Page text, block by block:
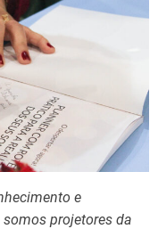
e
projetores da